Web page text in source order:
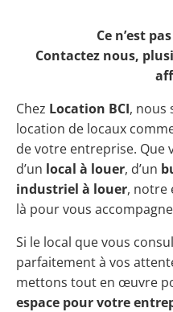
Ce n’est
Contactez nous,
Chez Location BCI, nous
location de locaux
de votre entreprise. Que
d’un local à louer, d’un
industriel à louer, notre
là pour vous
Si le local que vous
parfaitement à vos
mettons tout en œuvre
espace pour votre